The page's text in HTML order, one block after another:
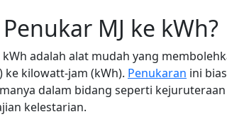
MJ ke kWh?
kWh adalah alat mudah yang
ke kilowatt-jam (kWh). Penukaran ini
dalam bidang seperti kejuruteraan
kelestarian.